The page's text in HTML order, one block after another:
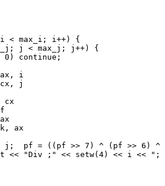
< max_i; i++) {
j < max_j; j++) {
0) continue;
i
j
cx
pushf
ax
j;  pf = ((pf >> 7) ^ (pf >> 6)
<< "Div ;" << setw(4) << i <<